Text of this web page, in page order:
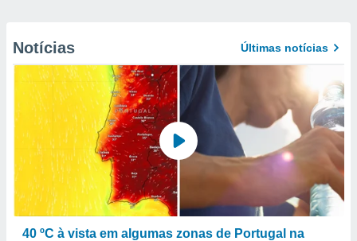
Notícias Últimas notícias
40 ºC à vista em algumas zonas de Portugal na